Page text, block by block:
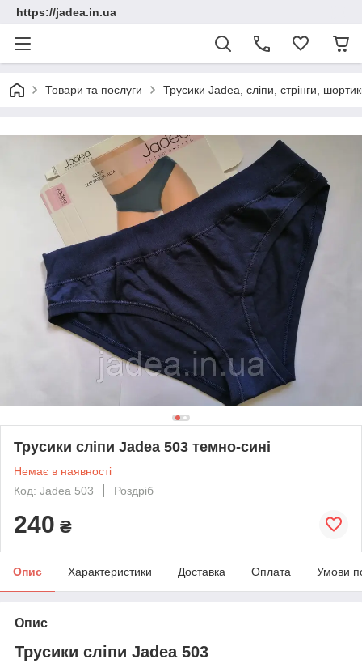
https://jadea.in.ua
Товари та послуги Трусики Jadea, сліпи, стрінги,
Трусики сліпи Jadea 503 темно-сині
Немає в наявності
Код: Jadea 503
Роздріб
240 ₴
Опис Характеристики Доставка Оплата Умови
Опис
Трусики сліпи Jadea 503